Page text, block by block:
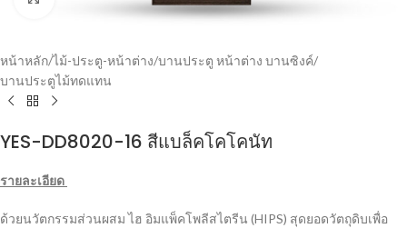
หน้าหลัก/ไม้-ประตู-หน้าต่าง/บานประตู หน้าต่าง บานซิงค์/
บานประตูไม้ทดแทน
YES-DD8020-16 สีแบล็คโคโคนัท
รายละเอียด
ด้วยนวัตกรรมส่วนผสม ไฮ อิมแพ็คโพลีสไตรีน (HIPS) สุดยอดวัตถุดิบเพื่อ